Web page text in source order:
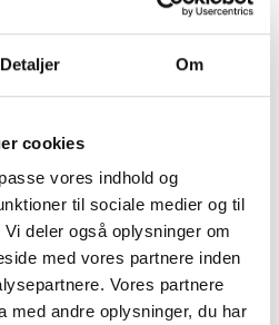
Detaljer Om
cookies
vores indhold og
til sociale medier og til
deler også oplysninger om
med vores partnere inden
Vores partnere
med andre oplysninger, du har
hjemmeside kan du læse
du kommer i gang